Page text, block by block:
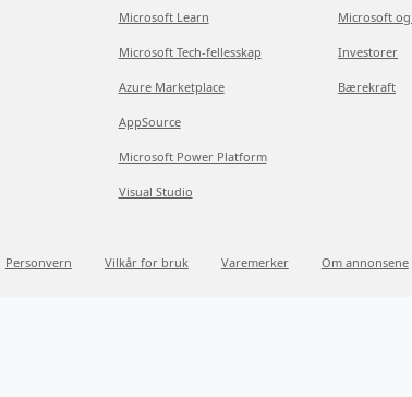
Microsoft Learn
Microsoft Tech-fellesskap
Azure Marketplace
AppSource
Microsoft Power Platform
Visual Studio
Microsoft
Investorer
Bærekraft
Personvern Vilkår for bruk Varemerker Om annonsene